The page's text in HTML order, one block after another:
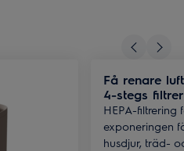
Få renare
4-stegs
HEPA-filtrering
exponeringen
husdjur, träd-